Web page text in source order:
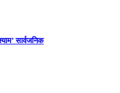
सार्वजनिक